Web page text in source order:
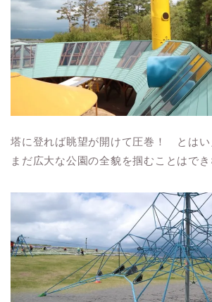
塔に登れば眺望が開けて圧巻！ とはい
まだ広大な公園の全貌を掴むことはでき